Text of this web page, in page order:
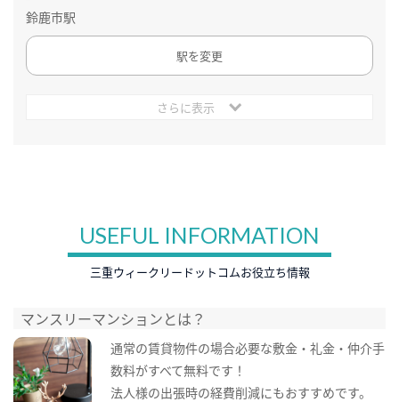
鈴鹿市駅
駅を変更
さらに表示
USEFUL INFORMATION
三重ウィークリードットコムお役立ち情報
マンスリーマンションとは？
通常の賃貸物件の場合必要な敷金・礼金・仲介手
数料がすべて無料です！
法人様の出張時の経費削減にもおすすめです。